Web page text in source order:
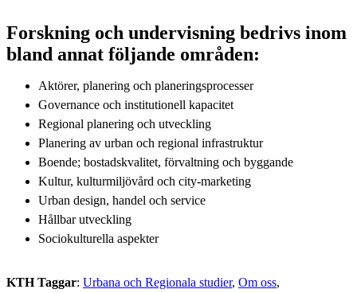
Forskning och undervisning bedrivs inom
bland annat följande områden:
Aktörer, planering och planeringsprocesser
Governance och institutionell kapacitet
Regional planering och utveckling
Planering av urban och regional infrastruktur
Boende; bostadskvalitet, förvaltning och byggande
Kultur, kulturmiljövård och city-marketing
Urban design, handel och service
Hållbar utveckling
Sociokulturella aspekter
KTH Taggar: Urbana och Regionala studier Om oss